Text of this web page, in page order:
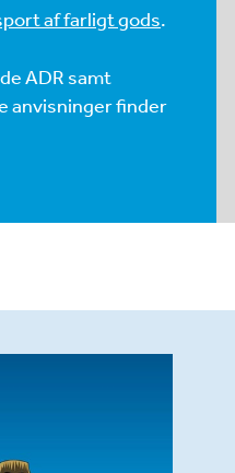
af farligt gods.
ADR samt
anvisninger finder